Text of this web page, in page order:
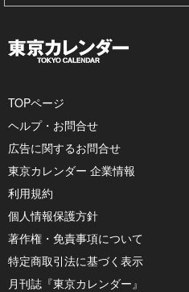
TOPページ
ヘルプ・お問合せ
広告に関するお問合せ
東京カレンダー 企業情報
利用規約
個人情報保護方針
著作権・免責事項について
特定商取引法に基づく表示
月刊誌『東京カレンダー』